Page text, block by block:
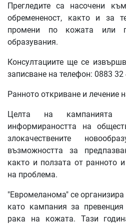
Прегледите са насочени
обремененост, както и за
промени по кожата или
образувания.
Консултациите ще се
записване на телефон: 0883 32
Ранното откриване и лечение
Целта на
информираността на
злокачествените
възможността за
както и ползата от ранното
на проблема.
"Евромеланома" се
като кампания за
рака на кожата. Тази